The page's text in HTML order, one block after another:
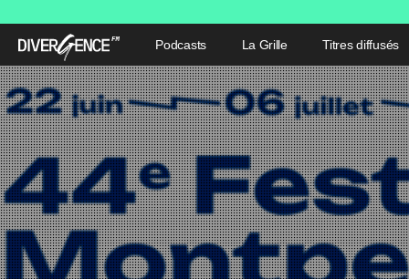
Podcasts La Grille Titres diffusés